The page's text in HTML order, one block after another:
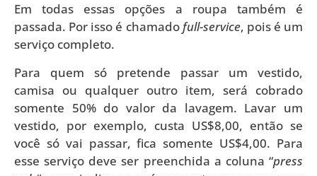
Em todas essas opções a roupa também é
passada. Por isso é chamadofull-service, pois é um
serviço completo.
Para quem só pretende passar um vestido,
camisa ou qualquer outro item, será cobrado
somente 50% do valor da lavagem. Lavar um
vestido, por exemplo, custa US$8,00, então se
você só vai passar, fica somente US$4,00. Para
esse serviço deve ser preenchida a coluna “press